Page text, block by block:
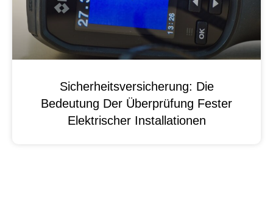
Sicherheitsversicherung: Die
Bedeutung Der Überprüfung Fester
Elektrischer Installationen